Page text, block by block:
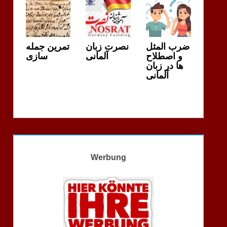
تمرین جمله
سازی
نصرت زبان
آلمانی
ضرب المثل
و اصطلاح
ها در زبان
آلمانی
Werbung